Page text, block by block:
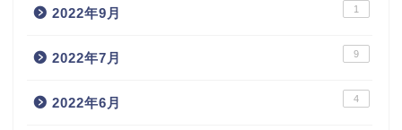
2022年9月 1
2022年7月 9
2022年6月 4